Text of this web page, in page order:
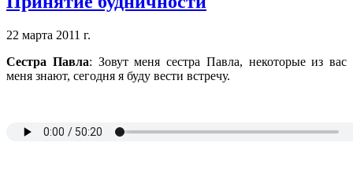
22 марта 2011 г.
Сестра Павла: Зовут меня сестра Павла, некоторые из вас
меня знают, сегодня я буду вести встречу.